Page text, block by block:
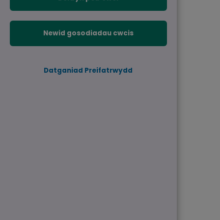
Newid gosodiadau cwcis
Datganiad Preifatrwydd